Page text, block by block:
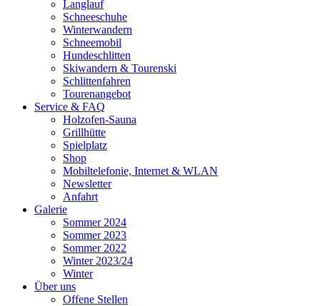
Langlauf
Schneeschuhe
Winterwandern
Schneemobil
Hundeschlitten
Skiwandern & Tourenski
Schlittenfahren
Tourenangebot
Service & FAQ
Holzofen-Sauna
Grillhütte
Spielplatz
Shop
Mobiltelefonie, Internet & WLAN
Newsletter
Anfahrt
Galerie
Sommer 2024
Sommer 2023
Sommer 2022
Winter 2023/24
Winter
Über uns
Offene Stellen